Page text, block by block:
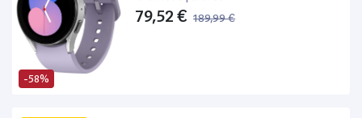
-58%
79,52 € 189,99 €